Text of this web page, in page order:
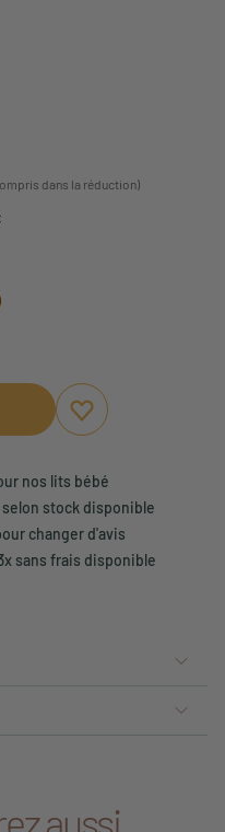
dans la réduction)
Ajouter aux favoris
Supprimer des
nos lits bébé
stock disponible
changer d'avis
sans frais disponible
aussi